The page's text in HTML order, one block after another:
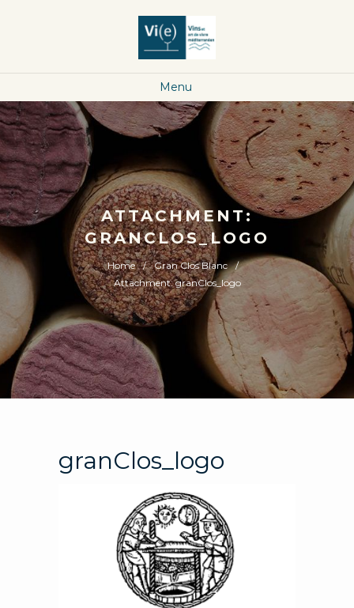
Menu
ATTACHMENT:
GRANCLOS_LOGO
Home
Gran Clos Blanc
Attachment: granClos_logo
granClos_logo